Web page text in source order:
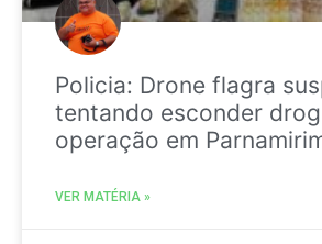
Policia: Drone flagra
tentando esconder
operação em
VER MATÉRIA »